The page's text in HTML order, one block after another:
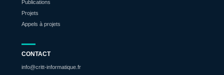
Publications
Projets
Appels à projets
CONTACT
info@critt-informatique.fr